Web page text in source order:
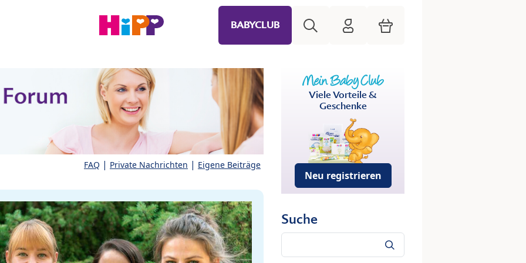
BABYCLUB HiPP Mein Babyclub
Warenkorb
FAQ | Private Nachrichten | Eigene Beiträge
Viele Vorteile &
Geschenke
Neu registrieren
Suche